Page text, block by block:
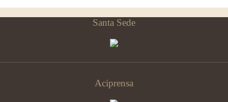
Santa Sede
Aciprensa